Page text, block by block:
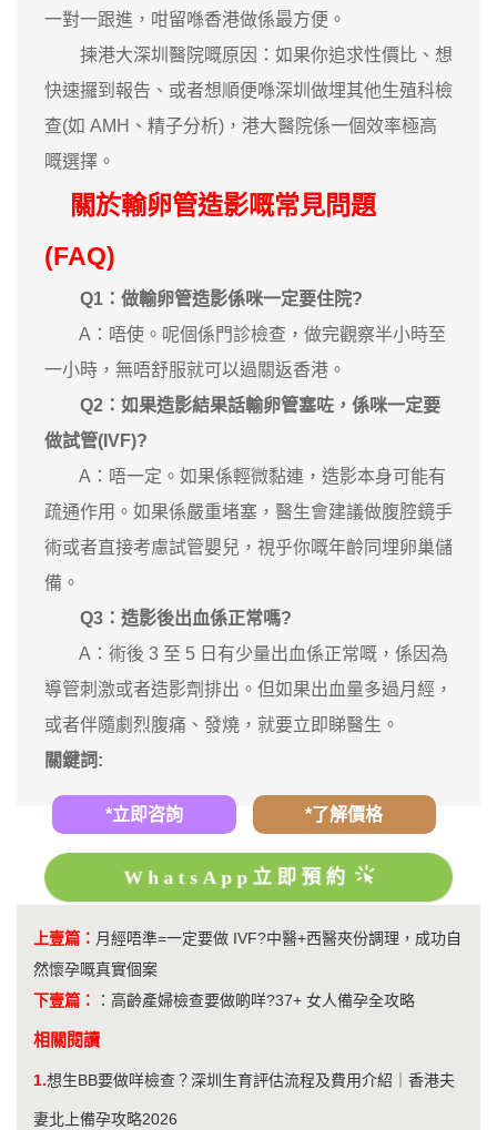
一對一跟進，咁留喺香港做係最方便。
揀港大深圳醫院嘅原因：如果你追求性價比、想
快速攞到報告、或者想順便喺深圳做埋其他生殖科檢
查(如 AMH、精子分析)，港大醫院係一個效率極高
嘅選擇。
關於輸卵管造影嘅常見問題
(FAQ)
Q1：做輸卵管造影係咪一定要住院?
A：唔使。呢個係門診檢查，做完觀察半小時至
一小時，無唔舒服就可以過關返香港。
Q2：如果造影結果話輸卵管塞咗，係咪一定要
做試管(IVF)?
A：唔一定。如果係輕微黏連，造影本身可能有
疏通作用。如果係嚴重堵塞，醫生會建議做腹腔鏡手
術或者直接考慮試管嬰兒，視乎你嘅年齡同埋卵巢儲
備。
Q3 ：造影後出血係正常嗎?
A：術後 3 至 5 日有少量出血係正常嘅，係因為
導管刺激或者造影劑排出。但如果出血量多過月經，
或者伴隨劇烈腹痛、發燒，就要立即睇醫生。
關鍵詞:
*立即咨詢 *了解價格
WhatsApp立即預約
上壹篇： 月經唔準=一定要做 IVF?中醫+西醫夾份調理，成功自
然懷孕嘅真實個案
下壹篇：
： 高齡產婦檢查要做啲咩?37+ 女人備孕全攻略
相關閱讀
1.想生BB要做咩檢查？深圳生育評估流程及費用介紹｜香港夫
妻北上備孕攻略2026